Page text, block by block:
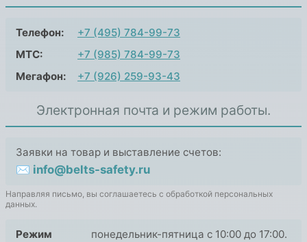
Телефон:
+7 (495) 784-99-73
МТС:
+7 (985) 784-99-73
Мегафон:
+7 (926) 259-93-43
Электронная почта и режим работы.
Заявки на товар и выставление счетов:
✉ info@belts-safety.ru
Направляя письмо, вы соглашаетесь с обработкой персональных
данных.
Режим
понедельник-пятница с 10:00 до 17:00.